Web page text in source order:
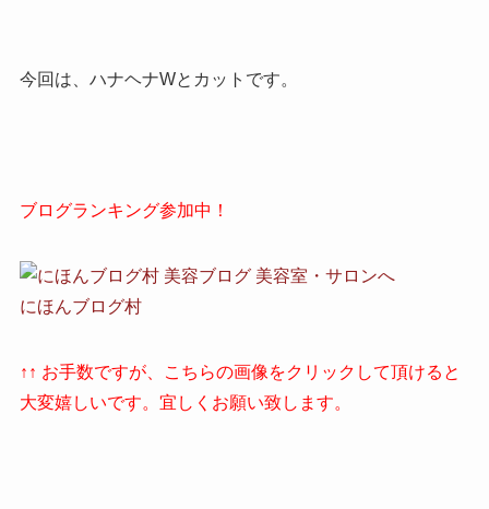
今回は、ハナヘナWとカットです。
ブログランキング参加中！
にほんブログ村
↑↑ お手数ですが、こちらの画像をクリックして頂けると
大変嬉しいです。宜しくお願い致します。